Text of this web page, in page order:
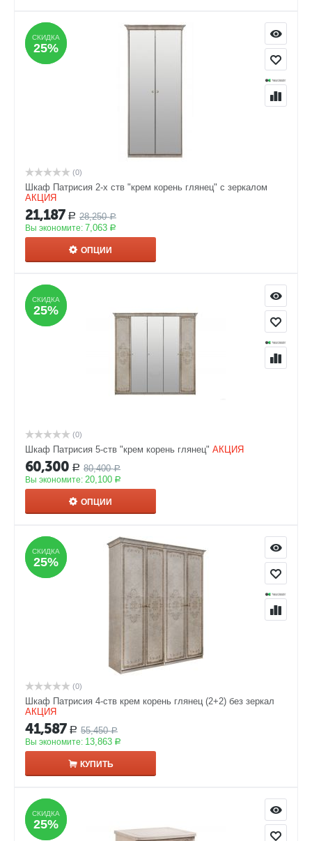
СКИДКА
25%
СКИДКА
25%
(0)
Шкаф Патрисия 2-х ств "крем корень глянец" с зеркалом
АКЦИЯ
21,187 Р 28,250 Р
Вы экономите: 7,063 Р
ОПЦИИ
СКИДКА
25%
СКИДКА
25%
(0)
Шкаф Патрисия 5-ств "крем корень глянец" АКЦИЯ
60,300 Р 80,400 Р
Вы экономите: 20,100 Р
ОПЦИИ
СКИДКА
25%
СКИДКА
25%
(0)
Шкаф Патрисия 4-ств крем корень глянец (2+2) без зеркал
АКЦИЯ
41,587 Р 55,450 Р
Вы экономите: 13,863 Р
КУПИТЬ
СКИДКА
25%
СКИДКА
25%